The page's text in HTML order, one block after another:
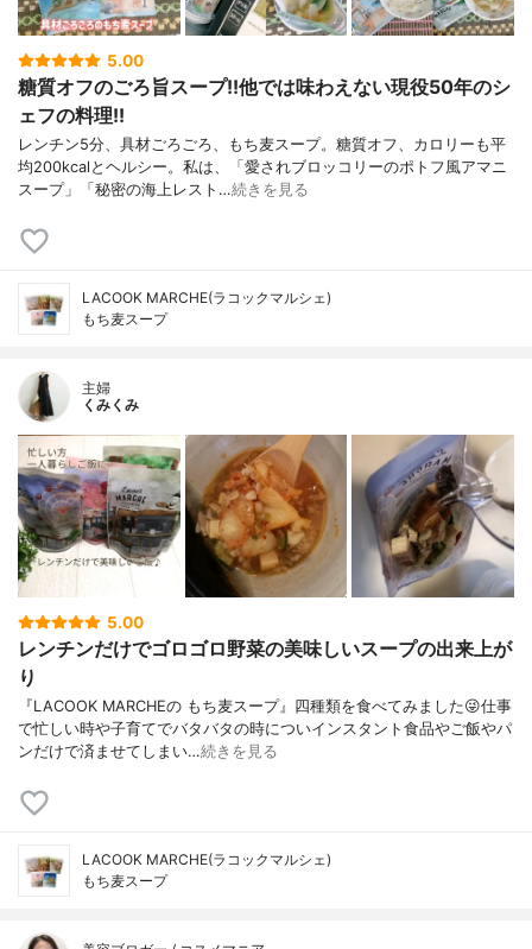
5.00
糖質オフのごろ旨スープ!!他では味わえない現役50年のシ
ェフの料理!!
レンチン5分、具材ごろごろ、もち麦スープ。糖質オフ、カロリーも平
均200kcalとヘルシー。私は、「愛されブロッコリーのポトフ風アマニ
スープ」「秘密の海上レスト…続きを見る
LACOOK MARCHE(ラコックマルシェ)
もち麦スープ
主婦
くみくみ
5.00
レンチンだけでゴロゴロ野菜の美味しいスープの出来上が
り
『LACOOK MARCHEの もち麦スープ』四種類を食べてみました😜仕事
で忙しい時や子育てでバタバタの時についインスタント食品やご飯やパ
ンだけで済ませてしまい…続きを見る
LACOOK MARCHE(ラコックマルシェ)
もち麦スープ